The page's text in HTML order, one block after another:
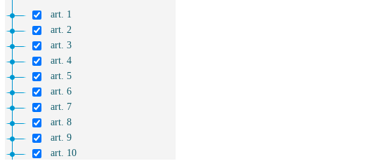
art. 1
art. 2
art. 3
art. 4
art. 5
art. 6
art. 7
art. 8
art. 9
art. 10